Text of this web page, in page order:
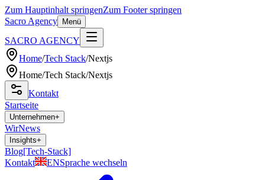
Zum Hauptinhalt springenZum Footer springen
Sacro Agency
Menü
SACRO AGENCY
Home/Tech Stack/Nextjs
Home/Tech Stack/Nextjs
Kontakt
Startseite
Unternehmen+
WirNews
Insights+
Blog[Tech-Stack]
Kontakt
ENSprache wechseln